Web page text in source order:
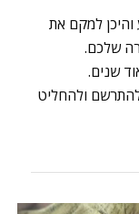
והיכן למקם את
שלכם.
שנים.
להתרשם ולהחליט